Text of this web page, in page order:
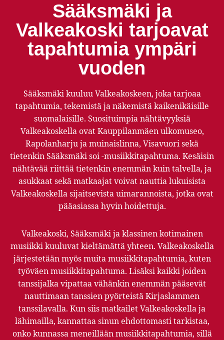
Sääksmäki ja
Valkeakoski tarjoavat
tapahtumia ympäri
vuoden
Sääksmäki kuuluu Valkeakoskeen, joka tarjoaa
tapahtumia, tekemistä ja näkemistä kaikenikäisille
suomalaisille. Suosituimpia nähtävyyksiä
Valkeakoskella ovat Kauppilanmäen ulkomuseo,
Rapolanharju ja muinaislinna, Visavuori sekä
tietenkin Sääksmäki soi -musiikkitapahtuma. Kesäisin
nähtävää riittää tietenkin enemmän kuin talvella, ja
asukkaat sekä matkaajat voivat nauttia lukuisista
Valkeakoskella sijaitsevista uimarannoista, jotka ovat
pääasiassa hyvin hoidettuja.
Valkeakoski, Sääksmäki ja klassinen kotimainen
musiikki kuuluvat kieltämättä yhteen. Valkeakoskella
järjestetään myös muita musiikkitapahtumia, kuten
työväen musiikkitapahtuma. Lisäksi kaikki joiden
tanssijalka vipattaa vähänkin enemmän pääsevät
nauttimaan tanssien pyörteistä Kirjaslammen
tanssilavalla. Kun siis matkailet Valkeakoskella ja
lähimailla, kannattaa sinun ehdottomasti tarkistaa,
onko kunnassa meneillään musiikkitapahtumia, sillä